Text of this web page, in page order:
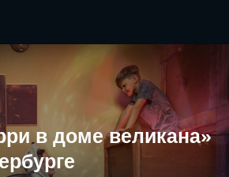
в доме великана»